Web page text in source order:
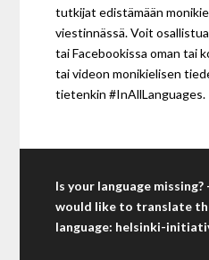
tutkijat edistämään
viestinnässä. Voit
tai Facebookissa oman tai
tai videon monikielisen
tietenkin #InAllLanguages.
Is your language
would like to translate
language: helsinki-